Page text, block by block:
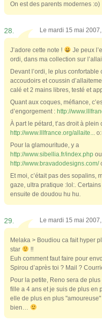
On est des parents modernes :o)
28. Le mardi 15 mai
J’adore cette note !
Je peux
ordi, dans ma collection sur
Devant l’ordi, le plus confortable
accoudoirs et coussin
calé et 2 mains libres, testé et
Quant aux coques, méfiance,
d’engorgement : http://
À part le pétard, t’as droit à plein
http://www.lllfrance.org/allaite...
Pour la glamouritude, y a
http://www.sibellia.fr/index.php ou
http://www.bravadodesigns.com/
Et moi, c’était pas des sopalins,
gaze, ultra pratique :lol:.
ensuite de doudou hu hu.
29. Le mardi 15 mai
Melaka > Boudiou ca fait hyper
star
!!
Euh comment faut faire pour
Spirou d’après toi ? Mail ?
Pour la petite, Reno sera de
fille a 4 ans et je suis de plus en
elle de plus en plus
bien…